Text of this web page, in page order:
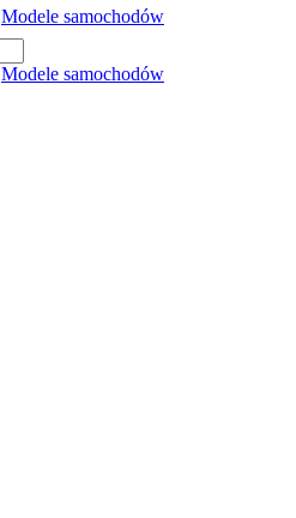
Modele samochodów
Modele samochodów